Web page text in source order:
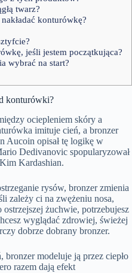
twarz?
konturówkę?
jeśli jestem początkująca?
wybrać na start?
konturówki?
ociepleniem skóry a
imituje cień, a bronzer
Aucoin opisał tę logikę w
Dedivanovic spopularyzował
Kardashian.
rysów, bronzer zmienia
zależy ci na zwężeniu nosa,
żuchwie, potrzebujesz
wyglądać zdrowiej, świeżej
dobrze dobrany bronzer.
modeluje ją przez ciepło
razem dają efekt